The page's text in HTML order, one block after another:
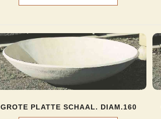
GROTE PLATTE SCHAAL. DIAM.160